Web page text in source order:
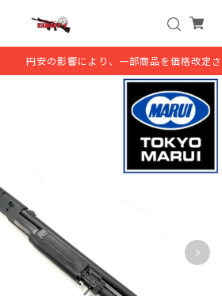
円安の影響により、一部商品を価格改定さ